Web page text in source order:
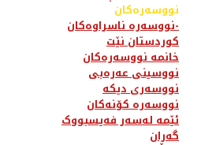
نووسەرەکان
نووسەرە ناسراوەکان-
کوردستان نێت
خانمە نووسەرەکان
نووسینی عەرەبی
نووسەری دیکە
نووسەرە کۆنەکان
ئێمە لەسەر فەیسبووک
گەڕان